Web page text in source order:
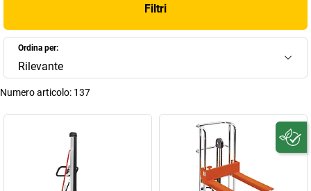
Filtri
Ordina per:
Rilevante
Numero articolo: 137